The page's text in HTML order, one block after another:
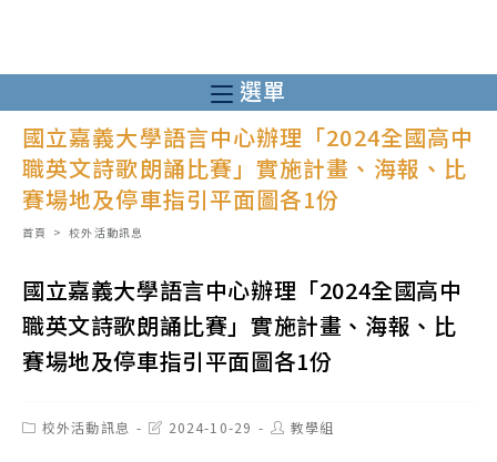
至
主
內
選單
國立嘉義大學語言中心辦理「2024全國高中
職英文詩歌朗誦比賽」實施計畫、海報、比
賽場地及停車指引平面圖各1份
首頁 > 校外活動訊息
國立嘉義大學語言中心辦理「2024全國高中
職英文詩歌朗誦比賽」實施計畫、海報、比
賽場地及停車指引平面圖各1份
Post校外活動訊息
Post2024-10-29
Post教學組